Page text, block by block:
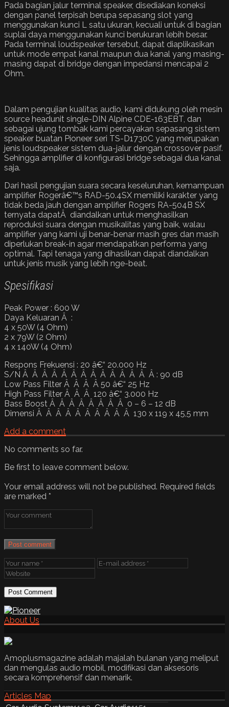
Pada bagian jalur terminal speaker, disediakan koneksi
dengan panel terpisah berupa sepasang slot yang
menggunakan kunci L satu ukuran, kecuali untuk di bagian
suplai daya menggunakan kunci berukuran lebih besar.
Pada terminal loudspeaker tersebut, dapat diaplikasikan
untuk mode empat kanal maupun dua kanal yang masing-
masing dapat di bridge dengan impedansi mencapai 2
Ohm.
Dalam pengujian kualitas audio, kami didukung oleh mesin
source headunit single-DIN Alpine CDE-163EBT, dan
sebagai ujung tombak kami percayakan sepasang sistem
speaker buatan Pioneer seri TS-D1730C yang merupakan
jenis loudspeaker sistem dua-jalur dengan crossover pasif.
Sehingga amplifier di konfigurasi bridge sebagai dua kanal
saja.
Dari hasil pengujian suara secara keseluruhan, kemampuan
amplifier Rogerâ€™s RAD-50.4SX memiliki karakter yang
tidak beda jauh dengan amplifier Rogers RA-504B SX
ternyata dapatÂ diandalkan untuk menghasilkan
reproduksi suara dengan musikalitas yang baik, walau
amplifier yang kami uji benar-benar masih gres dan masih
diperlukan break-in agar mendapatkan performa yang
optimal. Tapi tenaga yang dihasilkan dapat diandalkan
untuk jenis musik yang lebih nge-beat.
Spesifikasi
Peak Power : 600 W
Daya Keluaran Â :
4 x 50W (4 Ohm)
2 x 79W (2 Ohm)
4 x 140W (4 Ohm)
Respons Frekuensi : 20 â€“ 20.000 Hz
S/N Â Â Â Â Â Â Â Â Â Â Â Â Â Â : 90 dB
Low Pass Filter Â Â Â Â 50 â€“ 25 Hz
High Pass Filter Â Â Â 120 â€“ 3.000 Hz
Bass Boost Â Â Â Â Â Â Â Â 0 – 6 – 12 dB
Dimensi Â Â Â Â Â Â Â Â Â Â 130 x 119 x 45,5 mm
Add a comment
No comments so far.
Be first to leave comment below.
Your email address will not be published. Required fields
are marked *
Post comment
About Us
Amoplusmagazine adalah majalah bulanan yang meliput
dan mengulas audio mobil, modifikasi dan aksesoris
secara komprehensif dan menarik.
Articles Map